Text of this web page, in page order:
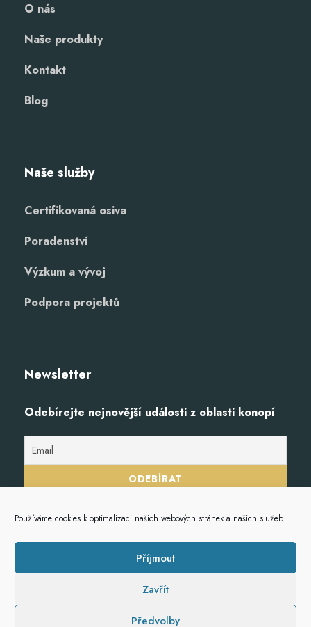
Používáme cookies k optimalizaci našich webových stránek a našich služeb.
Příjmout
Zavřít
Předvolby
O nás
Naše produkty
Kontakt
Blog
Naše služby
Certifikovaná osiva
Poradenství
Výzkum a vývoj
Podpora projektů
Newsletter
Odebírejte nejnovější události z oblasti konopí
© 2023Hempoint.cz, veškerá práva vyhrazena.
vytvořilo studioStanektech.cz